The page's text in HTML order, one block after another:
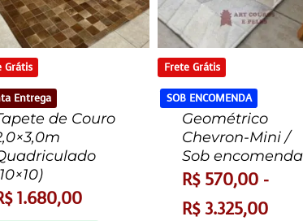
Grátis
Entrega
de Couro
1.680,00
Frete Grátis
SOB ENCOMENDA
Geométrico
Chevron-Mini /
Sob encomenda
R$570,00 -
R$3.325,00